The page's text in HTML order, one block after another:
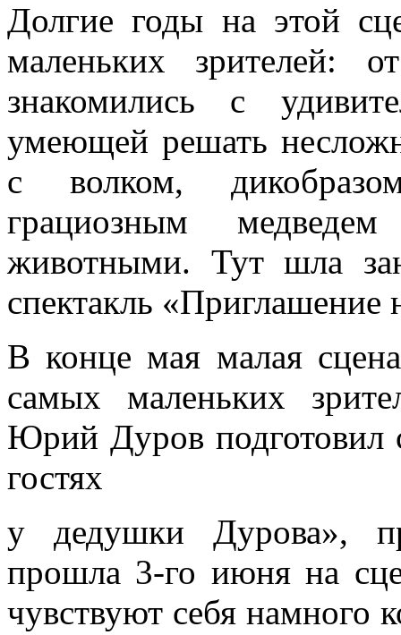
Долгие годы на этой
маленьких
знакомились с
умеющей решать
с волком,
грациозным
животными. Тут шла
спектакль «Приглашение
В конце мая малая
самых маленьких
Юрий Дуров подготовил
гостях
у дедушки Дурова»,
прошла 3-го июня на
чувствуют себя намного